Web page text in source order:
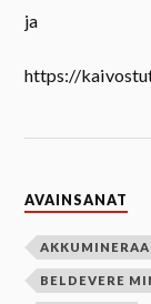
ja
https://
AVAINSANAT
BELDEVERE